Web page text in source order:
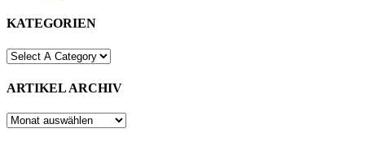
KATEGORIEN
ARTIKEL ARCHIV
ARTIKEL